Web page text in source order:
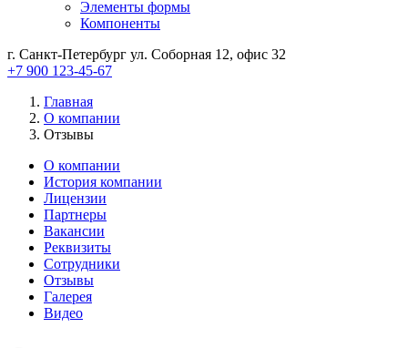
Элементы формы
Компоненты
г. Санкт-Петербург ул. Соборная 12, офис 32
+7 900 123-45-67
Главная
О компании
Отзывы
О компании
История компании
Лицензии
Партнеры
Вакансии
Реквизиты
Сотрудники
Отзывы
Галерея
Видео